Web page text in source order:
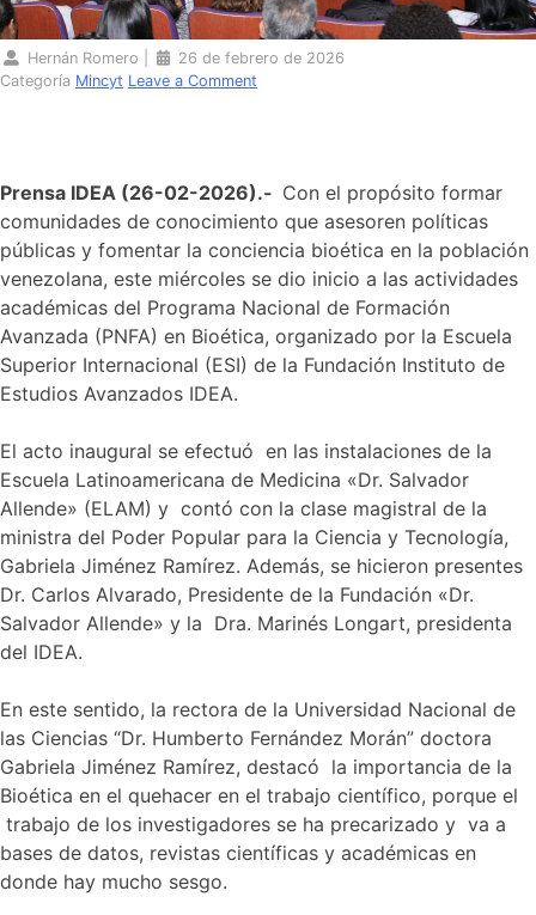
Hernán Romero
26 de febrero de 2026
Categoría Mincyt Leave a Comment
Prensa IDEA (26-02-2026).- Con el propósito formar
comunidades de conocimiento que asesoren políticas
públicas y fomentar la conciencia bioética en la población
venezolana, este miércoles se dio inicio a las actividades
académicas del Programa Nacional de Formación
Avanzada (PNFA) en Bioética, organizado por la Escuela
Superior Internacional (ESI) de la Fundación Instituto de
Estudios Avanzados IDEA.
El acto inaugural se efectuó en las instalaciones de la
Escuela Latinoamericana de Medicina «Dr. Salvador
Allende» (ELAM) y contó con la clase magistral de la
ministra del Poder Popular para la Ciencia y Tecnología,
Gabriela Jiménez Ramírez. Además, se hicieron presentes
Dr. Carlos Alvarado, Presidente de la Fundación «Dr.
Salvador Allende» y la Dra. Marinés Longart, presidenta
del IDEA.
En este sentido, la rectora de la Universidad Nacional de
las Ciencias “Dr. Humberto Fernández Morán” doctora
Gabriela Jiménez Ramírez, destacó la importancia de la
Bioética en el quehacer en el trabajo científico, porque el
trabajo de los investigadores se ha precarizado y va a
bases de datos, revistas científicas y académicas en
donde hay mucho sesgo.